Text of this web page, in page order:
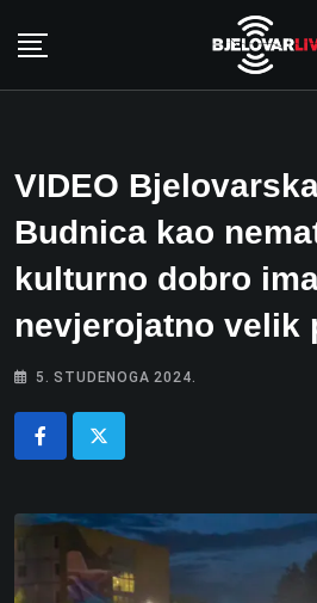
VIDEO
Budnica kao
kulturno dobro
nevjerojatno velik
5. STUDENOGA 2024.